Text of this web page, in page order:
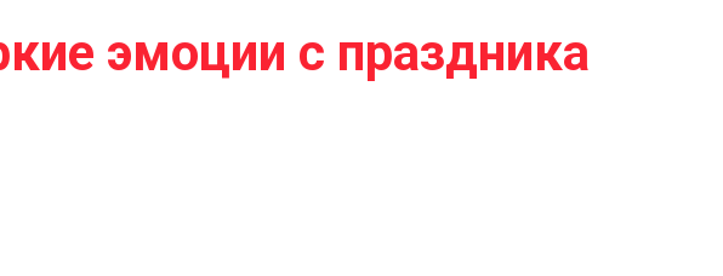
эмоции с праздника